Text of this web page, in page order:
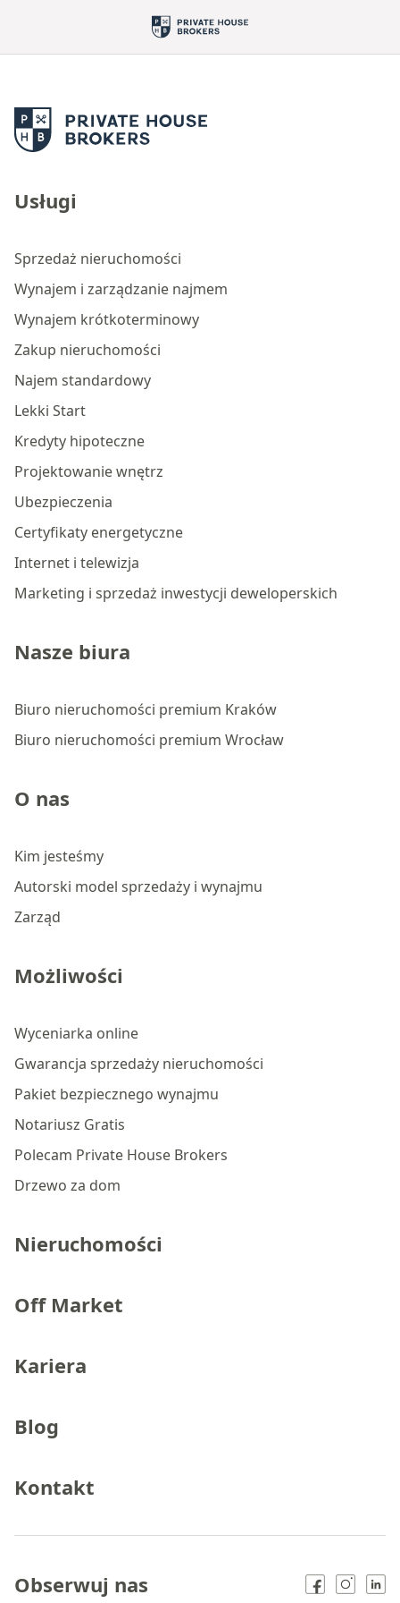
Usługi
Sprzedaż nieruchomości
Wynajem i zarządzanie najmem
Wynajem krótkoterminowy
Zakup nieruchomości
Najem standardowy
Lekki Start
Kredyty hipoteczne
Projektowanie wnętrz
Ubezpieczenia
Certyfikaty energetyczne
Internet i telewizja
Marketing i sprzedaż inwestycji deweloperskich
Nasze biura
Biuro nieruchomości premium Kraków
Biuro nieruchomości premium Wrocław
O nas
Kim jesteśmy
Autorski model sprzedaży i wynajmu
Zarząd
Możliwości
Wyceniarka online
Gwarancja sprzedaży nieruchomości
Pakiet bezpiecznego wynajmu
Notariusz Gratis
Polecam Private House Brokers
Drzewo za dom
Nieruchomości
Off Market
Kariera
Blog
Kontakt
Obserwuj nas